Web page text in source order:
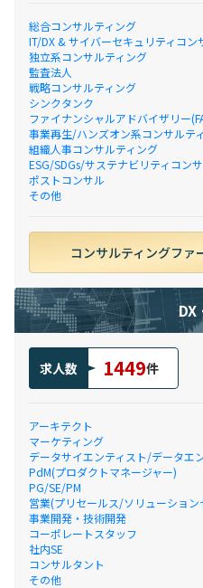
総合コンサルティング
IT/DX & サイバーセキュリティコン
独立系コンサルティング
監査法人
戦略コンサルティング
シンクタンク
ファイナンシャルアドバイザリー
事業再生/ハンズオン系コンサルテ
組織人事コンサルティング
ESG/SDGs/サステナビリティコン
ポストコンサル
その他
コンサルティングファ
DX
求人数 1449件
アーキテクト
マーケティング
データサイエンティスト/データエ
PdM(プロダクトマネージャー)
PG/SE/PM
営業(プリセールス/ソリューション
事業開発・技術開発
コーポレートスタッフ
社内SE
コンサルタント
その他